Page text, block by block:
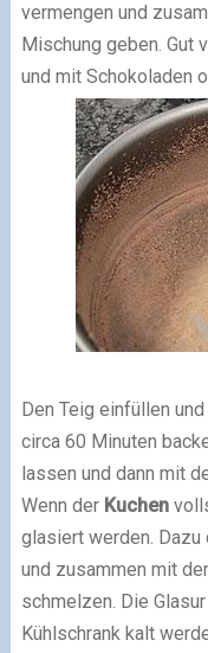
vermengen und
Mischung geben. Gut
und mit Schokoladen
Den Teig einfüllen
circa 60 Minuten
lassen und dann mit
Wenn der Kuchen
glasiert werden. Dazu
und zusammen mit
schmelzen. Die
Kühlschrank kalt